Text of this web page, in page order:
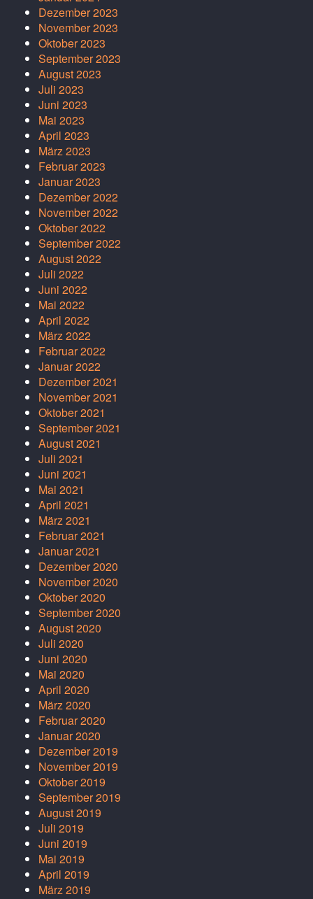
Dezember 2023
November 2023
Oktober 2023
September 2023
August 2023
Juli 2023
Juni 2023
Mai 2023
April 2023
März 2023
Februar 2023
Januar 2023
Dezember 2022
November 2022
Oktober 2022
September 2022
August 2022
Juli 2022
Juni 2022
Mai 2022
April 2022
März 2022
Februar 2022
Januar 2022
Dezember 2021
November 2021
Oktober 2021
September 2021
August 2021
Juli 2021
Juni 2021
Mai 2021
April 2021
März 2021
Februar 2021
Januar 2021
Dezember 2020
November 2020
Oktober 2020
September 2020
August 2020
Juli 2020
Juni 2020
Mai 2020
April 2020
März 2020
Februar 2020
Januar 2020
Dezember 2019
November 2019
Oktober 2019
September 2019
August 2019
Juli 2019
Juni 2019
Mai 2019
April 2019
März 2019